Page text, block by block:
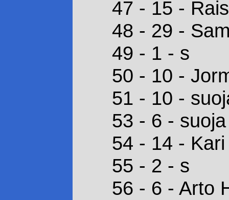
47 - 15 -
48 - 29 -
49 - 1 - s
50 - 10 -
51 - 10 -
53 - 6 - suoja
54 - 14 -
55 - 2 - s
56 - 6 - Arto